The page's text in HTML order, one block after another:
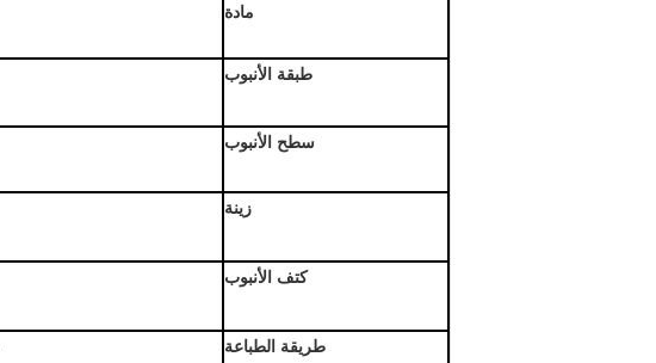
مادة
طبقة الأنبوب
سطح الأنبوب
زينة
كتف الأنبوب
طريقة الطباعة